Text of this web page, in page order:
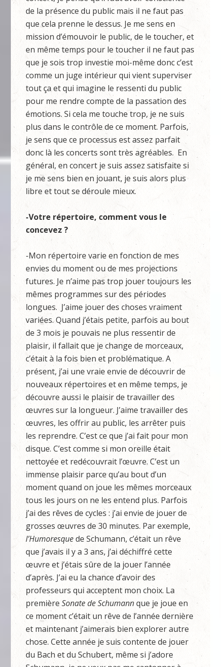
de la présence du public mais il ne faut pas
que cela prenne le dessus. Je me sens en
mission d’émouvoir le public, de le toucher, et
en même temps pour le toucher il ne faut pas
que je sois trop investie moi-même donc c’est
comme un juge intérieur qui vient superviser
tout ça et qui imagine le ressenti du public
pour me rendre compte de la passation des
émotions. Si cela me touche trop, je ne suis
plus dans le contrôle de ce moment. Parfois,
je sens que ce processus est assez parfait
donc là les concerts sont très agréables. En
général, en concert je suis assez satisfaite si
je me sens bien en jouant, je suis alors plus
libre et tout se déroule mieux.
-Votre répertoire, comment vous le
concevez ?
-Mon répertoire varie en fonction de mes
envies du moment ou de mes projections
futures. Je n’aime pas trop jouer toujours les
mêmes programmes sur des périodes
longues. J’aime jouer des choses vraiment
variées. Quand j’étais petite, parfois au bout
de 3 mois je pouvais ne plus ressentir de
plaisir, il fallait que je change de morceaux,
c’était à la fois bien et problématique. A
présent, j’ai une vraie envie de découvrir de
nouveaux répertoires et en même temps, je
découvre aussi le plaisir de travailler des
œuvres sur la longueur. J’aime travailler des
œuvres, les offrir au public, les arrêter puis
les reprendre. C’est ce que j’ai fait pour mon
disque. C’est comme si mon oreille était
nettoyée et redécouvrait l’œuvre. C’est un
immense plaisir parce qu’au bout d’un
moment quand on joue les mêmes morceaux
tous les jours on ne les entend plus. Parfois
j’ai des rêves de cycles : j’ai envie de jouer de
grosses œuvres de 30 minutes. Par exemple,
l’Humoresquede Schumann, c’était un rêve
que j’avais il y a 3 ans, j’ai déchiffré cette
œuvre et j’étais sûre de la jouer l’année
d’après. J’ai eu la chance d’avoir des
professeurs qui acceptent mon choix. La
premièreSonate de Schumannque je joue en
ce moment c’était un rêve de l’année dernière
et maintenant j’aimerais bien explorer autre
chose. Cette année je suis contente de jouer
du Bach et du Schubert, même si j’adore